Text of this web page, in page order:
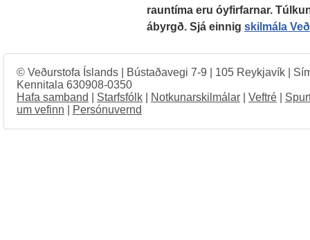
rauntíma eru óyfirfarnar.
ábyrgð. Sjá einnig skilmála
© Veðurstofa Íslands | Bústaðavegi 7-9 | 105 Reykjavík |
Kennitala 630908-0350
Hafa samband
Starfsfólk Notkunarskilmálar Veftré
um vefinn
Persónuvernd